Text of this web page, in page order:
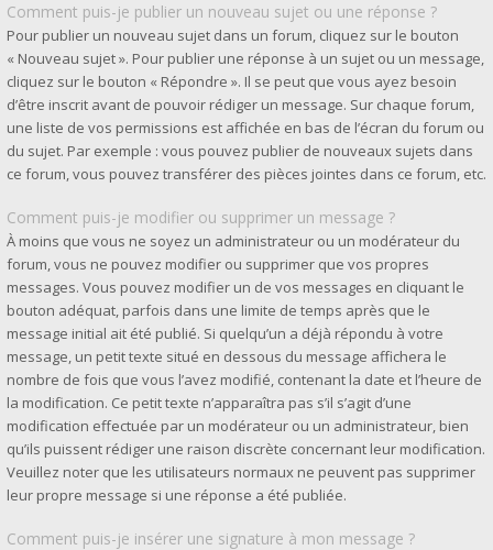
Comment puis-je publier un nouveau sujet ou une réponse ?
Pour publier un nouveau sujet dans un forum, cliquez sur le bouton
« Nouveau sujet ». Pour publier une réponse à un sujet ou un message,
cliquez sur le bouton « Répondre ». Il se peut que vous ayez besoin
d’être inscrit avant de pouvoir rédiger un message. Sur chaque forum,
une liste de vos permissions est affichée en bas de l’écran du forum ou
du sujet. Par exemple : vous pouvez publier de nouveaux sujets dans
ce forum, vous pouvez transférer des pièces jointes dans ce forum, etc.
Comment puis-je modifier ou supprimer un message ?
À moins que vous ne soyez un administrateur ou un modérateur du
forum, vous ne pouvez modifier ou supprimer que vos propres
messages. Vous pouvez modifier un de vos messages en cliquant le
bouton adéquat, parfois dans une limite de temps après que le
message initial ait été publié. Si quelqu’un a déjà répondu à votre
message, un petit texte situé en dessous du message affichera le
nombre de fois que vous l’avez modifié, contenant la date et l’heure de
la modification. Ce petit texte n’apparaîtra pas s’il s’agit d’une
modification effectuée par un modérateur ou un administrateur, bien
qu’ils puissent rédiger une raison discrète concernant leur modification.
Veuillez noter que les utilisateurs normaux ne peuvent pas supprimer
leur propre message si une réponse a été publiée.
Comment puis-je insérer une signature à mon message ?